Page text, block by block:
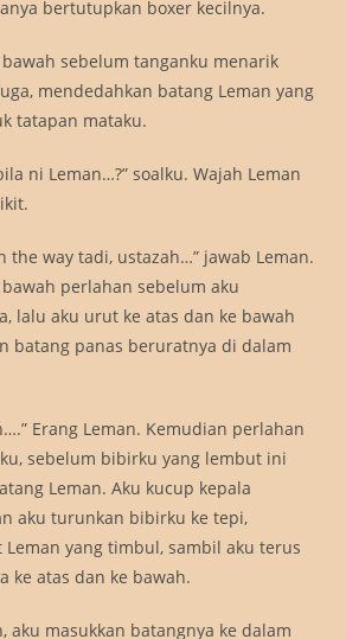
bertutupkan boxer kecilnya.
sebelum tanganku menarik
mendedahkan batang Leman yang
tatapan mataku.
ni Leman…?” soalku. Wajah Leman
the way tadi, ustazah…” jawab Leman.
perlahan sebelum aku
lalu aku urut ke atas dan ke bawah
batang panas beruratnya di dalam
Erang Leman. Kemudian perlahan
sebelum bibirku yang lembut ini
Leman. Aku kucup kepala
aku turunkan bibirku ke tepi,
yang timbul, sambil aku terus
ke atas dan ke bawah.
aku masukkan batangnya ke dalam